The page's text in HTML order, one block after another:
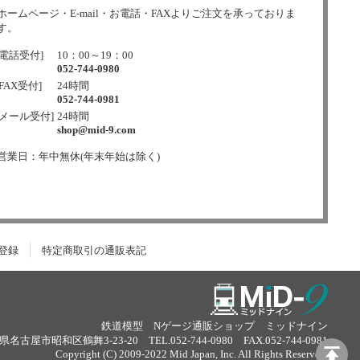
ームページ・E-mail・お電話・FAXよりご注文を承っておりま
。
話受付]
10：00～19：00
052-744-0980
受付]
24時間
052-744-0981
ール受付] 24時間
shop@mid-9.com
業日：年中無休(年末年始は除く)
録 特定商取引の通販表記
鉄道模型 Nゲージ通販ショップ ミッドナイン
名古屋市昭和区鶴舞3-23-20 TEL.052-744-0980 FAX.052-744-0981
Copyright (C) 2009-2022 Mid Japan, Inc. All Rights Reserved.